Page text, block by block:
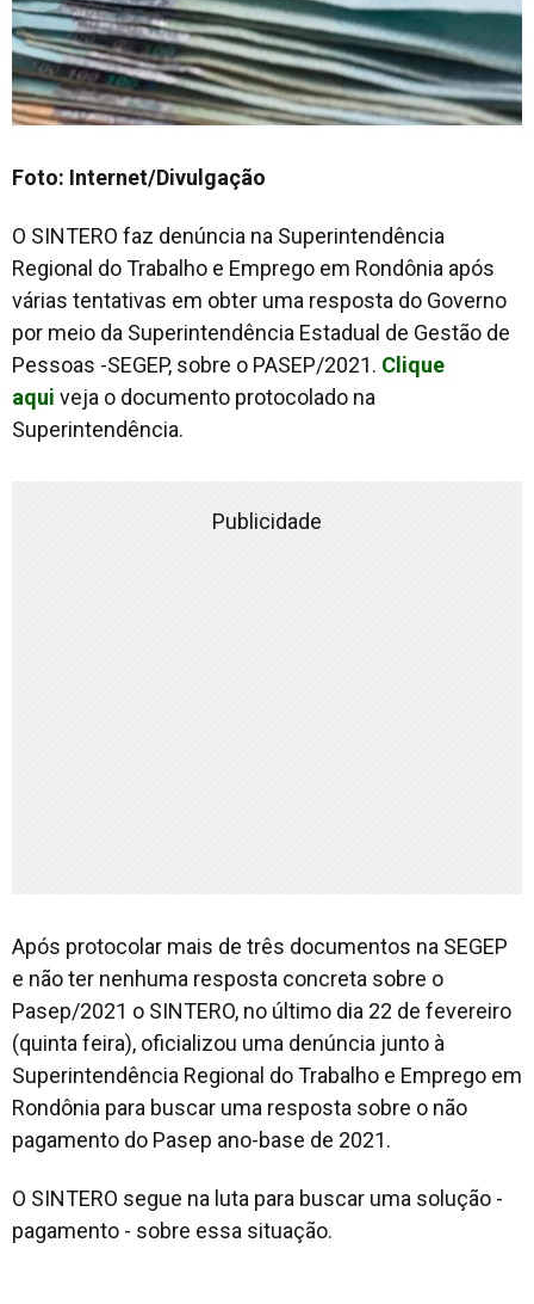
Foto: Internet/Divulgação
O SINTERO faz denúncia na Superintendência
Regional do Trabalho e Emprego em Rondônia após
várias tentativas em obter uma resposta do Governo
por meio da Superintendência Estadual de Gestão de
Pessoas -SEGEP, sobre o PASEP/2021. Clique
aqui veja o documento protocolado na
Superintendência.
Publicidade
Após protocolar mais de três documentos na SEGEP
e não ter nenhuma resposta concreta sobre o
Pasep/2021 o SINTERO, no último dia 22 de fevereiro
(quinta feira), oficializou uma denúncia junto à
Superintendência Regional do Trabalho e Emprego em
Rondônia para buscar uma resposta sobre o não
pagamento do Pasep ano-base de 2021.
O SINTERO segue na luta para buscar uma solução -
pagamento - sobre essa situação.